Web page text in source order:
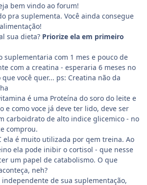
bem vindo ao forum!
pra suplementa. Você ainda consegue
sua dieta? Priorize ela em primeiro
suplementaria com 1 mes e pouco de
com a creatina - esperaria 6 meses no
você quer... ps: Creatina não da
é uma Proteína do soro do leite e
e como voce já deve ter lido, deve ser
carboidrato de alto indice glicemico - no
comprou.
ela é muito utilizada por qem treina. Ao
ela pode inibir o cortisol - que nesse
um papel de catabolismo. O que
neh?
independente de sua suplementação,